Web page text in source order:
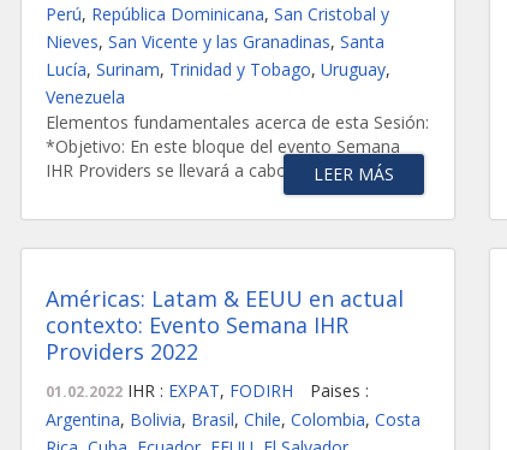
Perú, República Dominicana, San Cristobal y
Nieves, San Vicente y las Granadinas, Santa
Lucía, Surinam, Trinidad y Tobago, Uruguay,
Venezuela
Elementos fundamentales acerca de esta Sesión:
*Objetivo: En este bloque del evento Semana
IHR Providers se llevará a cabo el análisis...
LEER MÁS
Américas: Latam & EEUU en actual
contexto: Evento Semana IHR
Providers 2022
01.02.2022 IHR : EXPAT, FODIRH
Paises :
Argentina, Bolivia, Brasil, Chile, Colombia, Costa